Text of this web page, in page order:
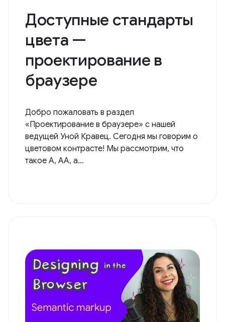
Доступные стандарты
цвета —
проектирование в
браузере
Добро пожаловать в раздел
«Проектирование в браузере» с нашей
ведущей Уной Кравец. Сегодня мы говорим о
цветовом контрасте! Мы рассмотрим, что
такое А, АА, а...